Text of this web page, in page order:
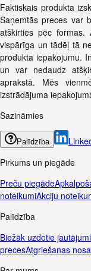
Faktiskais produkta
Saņemtās preces var
atškirties pēc formas.
vispārīga un tādēļ tā
produkta iepakojumu.
un var nedaudz
aprakstā. Mēs
izstrādājuma
Sazināmies
Palīdzība
Pirkums un piegāde
Preču piegāde
noteikumiAkciju
Palīdzība
Biežāk uzdotie jautājumi
precesAtgriešanas